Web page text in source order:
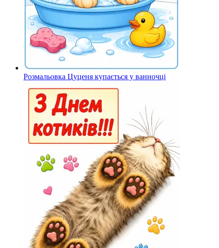
Розмальовка Цуценя купається у ванночці